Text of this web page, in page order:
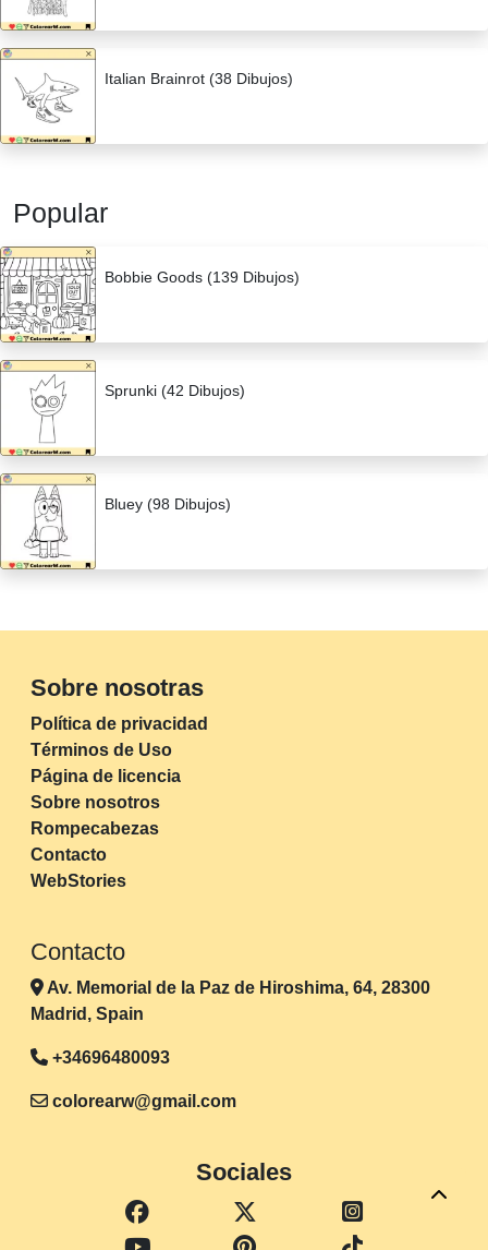
Italian Brainrot (38 Dibujos)
Popular
Bobbie Goods (139 Dibujos)
Sprunki (42 Dibujos)
Bluey (98 Dibujos)
Sobre nosotras
Política de privacidad
Términos de Uso
Página de licencia
Sobre nosotros
Rompecabezas
Contacto
WebStories
Contacto
Av. Memorial de la Paz de Hiroshima, 64, 28300
Madrid, Spain
+34696480093
colorearw@gmail.com
Sociales